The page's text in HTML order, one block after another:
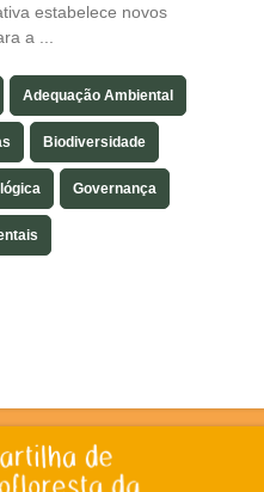
estabelece novos
a ...
Adequação Ambiental
Biodiversidade
Governança